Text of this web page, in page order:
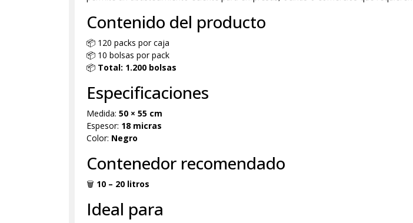
Contenido del producto
📦 120 packs por caja
📦 10 bolsas por pack
📦 Total: 1.200 bolsas
Especificaciones
Medida: 50 × 55 cm
Espesor: 18 micras
Color: Negro
Contenedor recomendado
🗑 10 – 20 litros
Ideal para